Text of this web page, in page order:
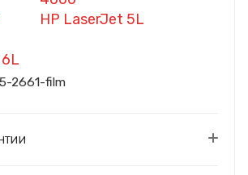
HP LaserJet 5L
2661-film